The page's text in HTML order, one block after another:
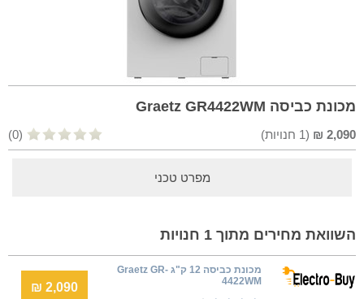
מכונת כביסה Graetz GR4422WM
2,090
₪
(
1 חנויות) (0)
מפרט טכני
השוואת מחירים מתוך 1 חנויות
מכונת כביסה 12 ק"ג Graetz GR-
4422WM
2,090 ₪